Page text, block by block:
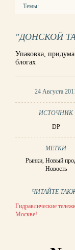
Темы:
"ДОНСКОЙ
Упаковка,
блогах
24 Августа
ИСТОЧНИК
DP
МЕТКИ
Рынки, Новый
Новость
ЧИТАЙТЕ
Гидравлические
Москве!